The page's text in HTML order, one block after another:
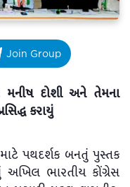
Join Group
મનીષ દોશી અને તેમના
કરાયું
પથદર્શક બનતું પુસ્તક
અખિલ ભારતીય કોંગ્રેસ